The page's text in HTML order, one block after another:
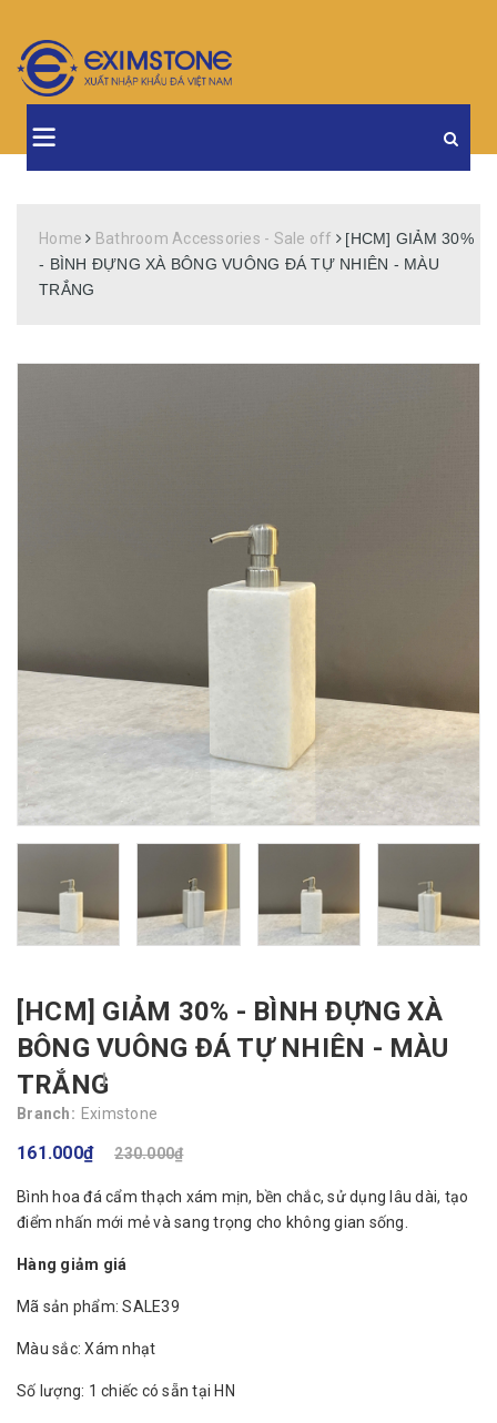
Home Bathroom Accessories - Sale off
[HCM] GIẢM 30%
- BÌNH ĐỰNG XÀ BÔNG VUÔNG ĐÁ TỰ NHIÊN - MÀU
TRẮNG
[HCM] GIẢM 30% - BÌNH ĐỰNG XÀ
BÔNG VUÔNG ĐÁ TỰ NHIÊN - MÀU
TRẮNG
Branch: Eximstone
161.000₫ 230.000₫
Bình hoa đá cẩm thạch xám mịn, bền chắc, sử dụng lâu dài, tạo
điểm nhấn mới mẻ và sang trọng cho không gian sống.
Hàng giảm giá
Mã sản phẩm: SALE39
Màu sắc: Xám nhạt
Số lượng: 1 chiếc có sẵn tại HN